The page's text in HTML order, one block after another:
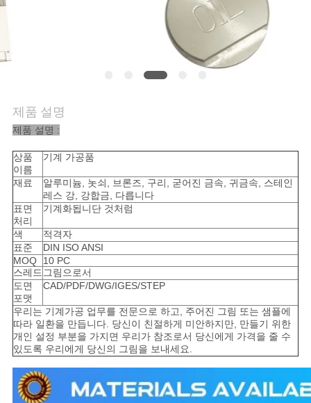
뉴
용
을
요
청
하
십
시
오
사
이
제품 설명
제품 설명 :
상품
이름
기계 가공품
재료
알루미늄, 놋쇠, 브론즈, 구리, 굳어진 금속, 귀금속, 스테인
레스 강, 강합금, 다릅니다
표면
처리
기계화됩니단 것처럼
색
적격자
표준
DIN ISO ANSI
MOQ
10 PC
스레드그림으로서
도면
포맷
CAD/PDF/DWG/IGES/STEP
우리는 기계가공 업무를 전문으로 하고, 주어진 그림 또는 샘플에
따라 일환을 만듭니다. 당신이 친절하게 미안하지만, 만들기 위한
개인 설정 부분을 가지면 우리가 참조로서 당신에게 가격을 줄 수
있도록 우리에게 당신의 그림을 보내세요.